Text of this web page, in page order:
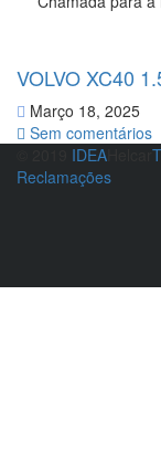
VOLVO XC40
Março 18, 2025
Sem comentários
IDEA
Reclamações